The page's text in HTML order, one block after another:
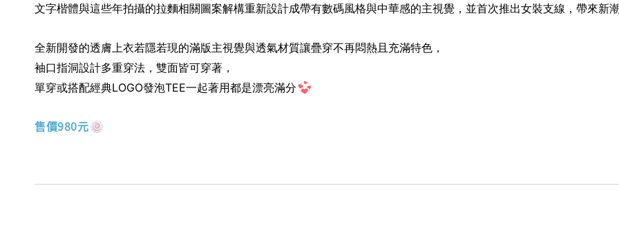
文字楷體與這些年拍攝的拉麵相關圖案解構重新設計成帶有數碼風格與中華感的主視覺，並首次推出女裝支線，帶來新
全新開發的透膚上衣若隱若現的滿版主視覺與透氣材質讓疊穿不再悶熱且充滿特色 ，
袖口指洞設計多重穿法 ， 雙面皆可穿著 ，
單穿或搭配經典LOGO發泡TEE一起著用都是漂亮滿分
售價980元